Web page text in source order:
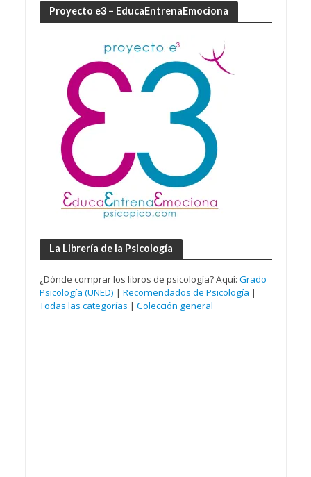
Proyecto e3 – EducaEntrenaEmociona
La Librería de la Psicología
¿Dónde comprar los libros de psicología? Aquí: Grado
Psicología (UNED) | Recomendados de Psicología |
Todas las categorías | Colección general